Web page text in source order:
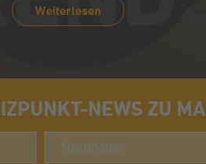
Weiterlesen
NEWS ZU